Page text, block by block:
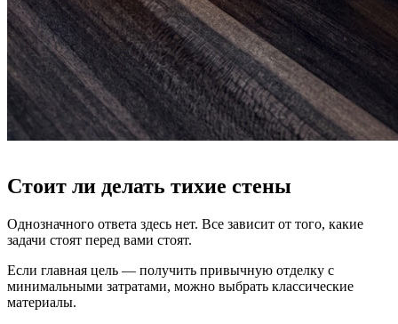
Стоит ли делать тихие стены
Однозначного ответа здесь нет. Все зависит от того, какие
задачи стоят перед вами стоят.
Если главная цель — получить привычную отделку с
минимальными затратами, можно выбрать классические
материалы.